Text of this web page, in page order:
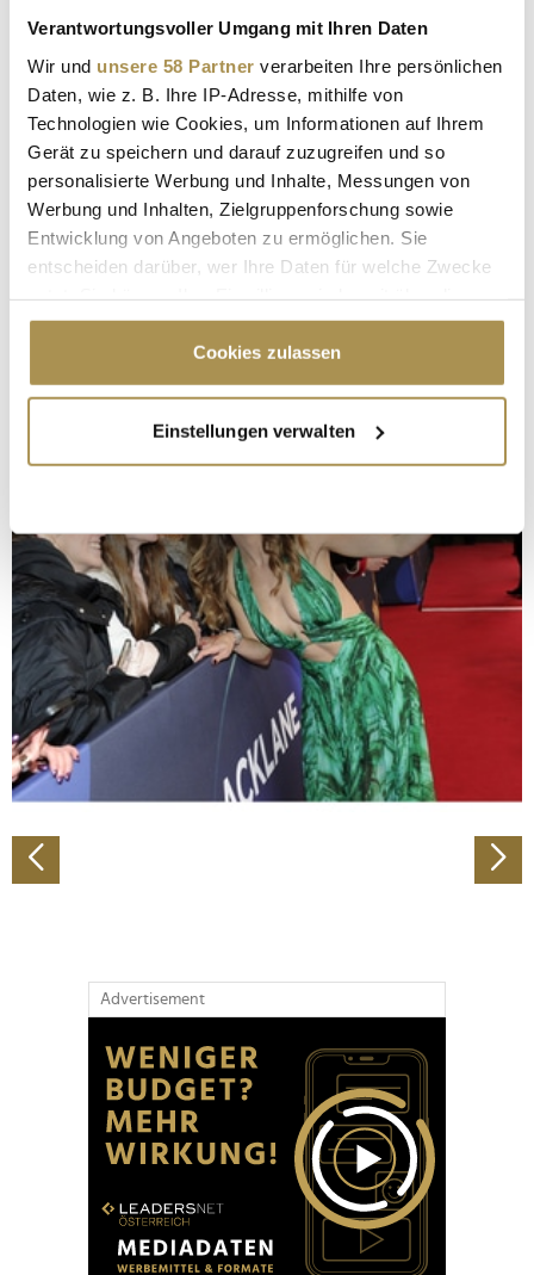
Verantwortungsvoller Umgang mit Ihren Daten
Wir und unsere 58 Partner verarbeiten Ihre persönlichen
Daten, wie z. B. Ihre IP-Adresse, mithilfe von
Technologien wie Cookies, um Informationen auf Ihrem
Gerät zu speichern und darauf zuzugreifen und so
personalisierte Werbung und Inhalte, Messungen von
Werbung und Inhalten, Zielgruppenforschung sowie
Entwicklung von Angeboten zu ermöglichen. Sie
entscheiden darüber, wer Ihre Daten für welche Zwecke
Cookie-Erklärung oder durch Klicken auf das Privacy
Trigger Symbol ändern oder widerrufen
Informationen über Ihre geografische Lage
erfassen, welche bis auf einige Meter genau sein
bestimmten Merkmalen (Fingerprinting) identifizieren
Erfahren Sie mehr darüber, wie Ihre persönlichen Daten
verarbeitet werden, und legen Sie Ihre Präferenzen im
Abschnitt Einzelheitenfest.
Wir verwenden Cookies, um Inhalte und Anzeigen zu
personalisieren, Funktionen für soziale Medien anbieten
zu können und die Zugriffe auf unsere Website zu
analysieren. Außerdem geben wir Informationen zu Ihrer
soziale Medien, Werbung und Analysen weiter. Unsere
Partner führen diese Informationen möglicherweise mit
Cookies zulassen
Einstellungen verwalten
Advertisement